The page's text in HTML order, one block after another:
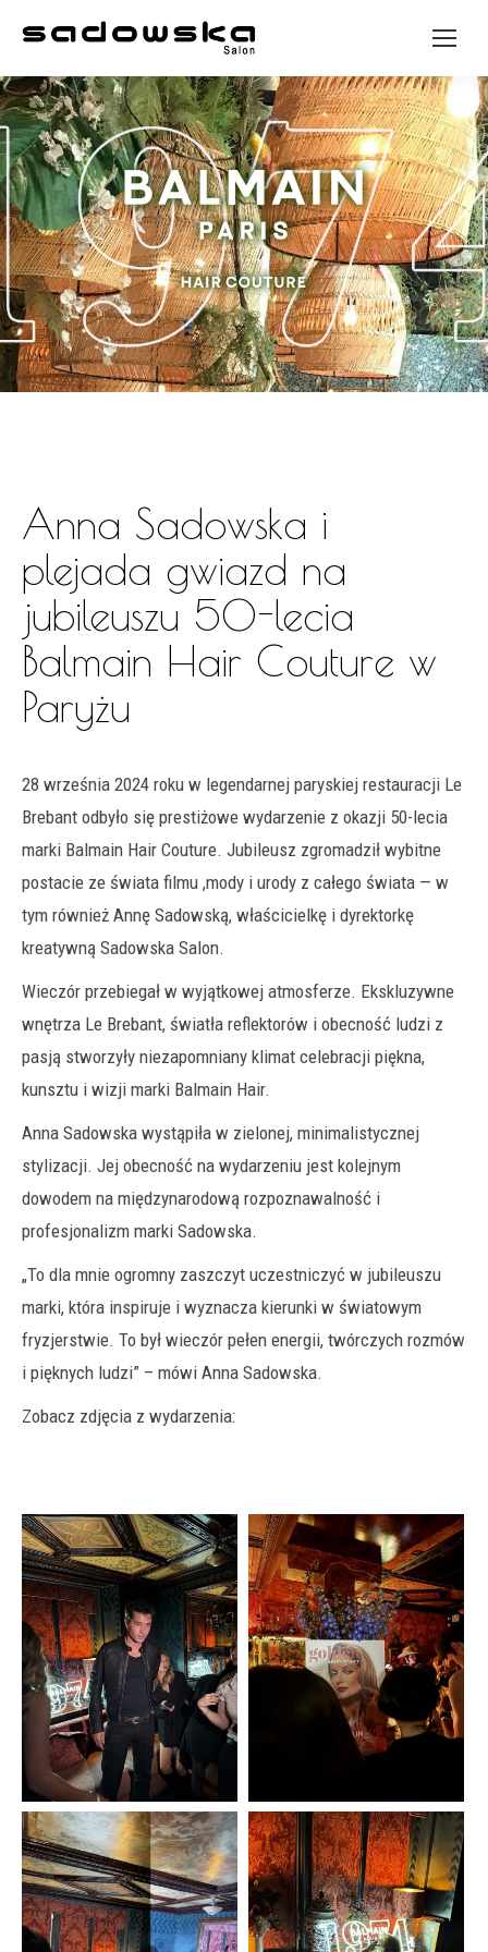
Anna Sadowska i
plejada gwiazd na
jubileuszu 50-lecia
Balmain Hair Couture w
Paryżu
28 września 2024 roku w legendarnej paryskiej restauracji Le
Brebant odbyło się prestiżowe wydarzenie z okazji 50-lecia
marki Balmain Hair Couture. Jubileusz zgromadził wybitne
postacie ze świata filmu ,mody i urody z całego świata — w
tym również Annę Sadowską, właścicielkę i dyrektorkę
kreatywną Sadowska Salon.
Wieczór przebiegał w wyjątkowej atmosferze. Ekskluzywne
wnętrza Le Brebant, światła reflektorów i obecność ludzi z
pasją stworzyły niezapomniany klimat celebracji piękna,
kunsztu i wizji marki Balmain Hair.
Anna Sadowska wystąpiła w zielonej, minimalistycznej
stylizacji. Jej obecność na wydarzeniu jest kolejnym
dowodem na międzynarodową rozpoznawalność i
profesjonalizm marki Sadowska.
„To dla mnie ogromny zaszczyt uczestniczyć w jubileuszu
marki, która inspiruje i wyznacza kierunki w światowym
fryzjerstwie. To był wieczór pełen energii, twórczych rozmów
i pięknych ludzi” – mówi Anna Sadowska.
Zobacz zdjęcia z wydarzenia: